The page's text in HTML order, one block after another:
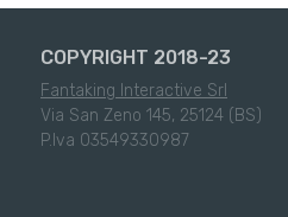
COPYRIGHT 2018-23
Fantaking Interactive Srl
Via San Zeno 145, 25124 (BS)
P.Iva 03549330987